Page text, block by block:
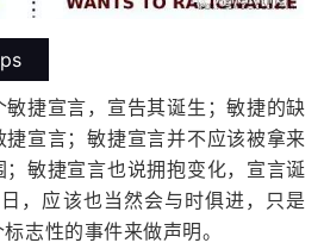
捷宣言，宣告其诞生；敏捷的缺
宣言；敏捷宣言并不应该被拿来
敏捷宣言也说拥抱变化，宣言诞
，应该也当然会与时俱进，只是
志性的事件来做声明。